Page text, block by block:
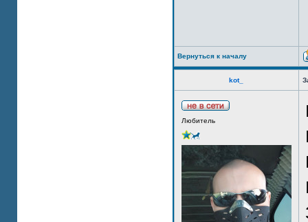
Вернуться к началу
kot_
Любитель